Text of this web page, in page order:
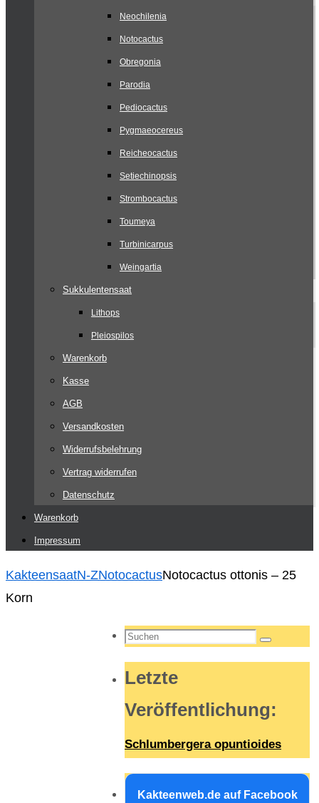
Neochilenia
Notocactus
Obregonia
Parodia
Pediocactus
Pygmaeocereus
Reicheocactus
Setiechinopsis
Strombocactus
Toumeya
Turbinicarpus
Weingartia
Sukkulentensaat
Lithops
Pleiospilos
Warenkorb
Kasse
AGB
Versandkosten
Widerrufsbelehrung
Vertrag widerrufen
Datenschutz
Warenkorb
Impressum
Start
KakteensaatN-ZNotocactusNotocactus ottonis – 25
Korn
Suchen
Suchen
Letzte
Veröffentlichung:
Schlumbergera opuntioides
Kakteenweb.de auf Facebook